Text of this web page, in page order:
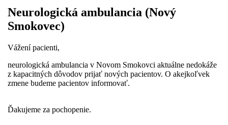
Neurologická ambulancia (Nový
Smokovec)
Vážení pacienti,
neurologická ambulancia v Novom Smokovci aktuálne nedokáže
z kapacitných dôvodov prijať nových pacientov. O akejkoľvek
zmene budeme pacientov informovať.
Ďakujeme za pochopenie.